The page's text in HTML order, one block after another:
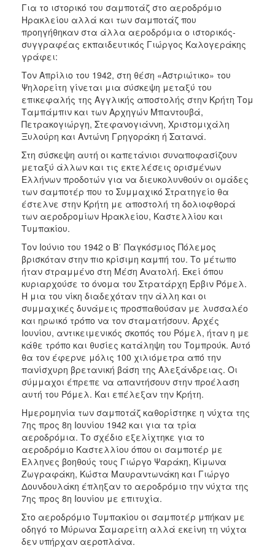
Για το ιστορικό του σαμποτάζ στο αεροδρόμιο
Ηρακλείου αλλά και των σαμποτάζ που
προηγήθηκαν στα άλλα αεροδρόμια ο ιστορικός-
συγγραφέας εκπαιδευτικός Γιώργος Καλογεράκης
γράφει:
Τον Απρίλιο του 1942, στη θέση «Αστριώτικο» του
Ψηλορείτη γίνεται μια σύσκεψη μεταξύ του
επικεφαλής της Αγγλικής αποστολής στην Κρήτη Τομ
Ταμπάμπιν και των Αρχηγών Μπαντουβά,
Πετρακογιώργη, Στεφανογιάννη, Χριστομιχάλη
Ξυλούρη και Αντώνη Γρηγοράκη ή Σατανά.
Στη σύσκεψη αυτή οι καπετάνιοι συναποφασίζουν
μεταξύ άλλων και τις εκτελέσεις ορισμένων
Ελλήνων προδοτών για να διευκολυνθούν οι ομάδες
των σαμποτέρ που το Συμμαχικό Στρατηγείο θα
έστελνε στην Κρήτη με αποστολή τη δολιοφθορά
των αεροδρομίων Ηρακλείου, Καστελλίου και
Τυμπακίου.
Τον Ιούνιο του 1942 ο Β΄ Παγκόσμιος Πόλεμος
βρισκόταν στην πιο κρίσιμη καμπή του. Το μέτωπο
ήταν στραμμένο στη Μέση Ανατολή. Εκεί όπου
κυριαρχούσε το όνομα του Στρατάρχη Έρβιν Ρόμελ.
Η μια του νίκη διαδεχόταν την άλλη και οι
συμμαχικές δυνάμεις προσπαθούσαν με λυσσαλέο
και ηρωικό τρόπο να τον σταματήσουν. Αρχές
Ιουνίου, αντικειμενικός σκοπός του Ρόμελ, ήταν η με
κάθε τρόπο και θυσίες κατάληψη του Τομπρούκ. Αυτό
θα τον έφερνε μόλις 100 χιλιόμετρα από την
πανίσχυρη βρετανική βάση της Αλεξάνδρειας. Οι
σύμμαχοι έπρεπε να απαντήσουν στην προέλαση
αυτή του Ρόμελ. Και επέλεξαν την Κρήτη.
Ημερομηνία των σαμποτάζ καθορίστηκε η νύχτα της
7ης προς 8η Ιουνίου 1942 και για τα τρία
αεροδρόμια. Το σχέδιο εξελίχτηκε για το
αεροδρόμιο Καστελλίου όπου οι σαμποτέρ με
Έλληνες βοηθούς τους Γιώργο Ψαράκη, Κίμωνα
Ζωγραφάκη, Κώστα Μαυραντωνάκη και Γιώργο
Δουνδουλάκη έπληξαν το αεροδρόμιο την νύχτα της
7ης προς 8η Ιουνίου με επιτυχία.
Στο αεροδρόμιο Τυμπακίου οι σαμποτέρ μπήκαν με
οδηγό το Μύρωνα Σαμαρείτη αλλά εκείνη τη νύχτα
δεν υπήρχαν αεροπλάνα.